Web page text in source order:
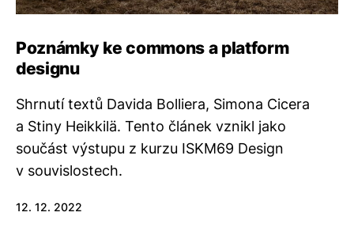
Poznámky ke commons a platform
designu
Shrnutí textů Davida Bolliera, Simona Cicera
a Stiny Heikkilä. Tento článek vznikl jako
součást výstupu z kurzu ISKM69 Design
v souvislostech.
12. 12. 2022